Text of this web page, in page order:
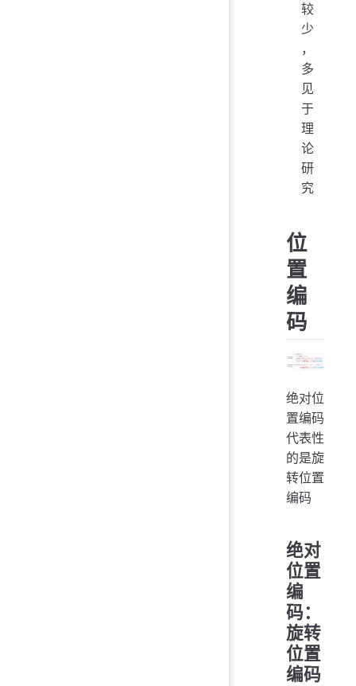
较
少
，
多
见
于
理
论
研
究
位
置
编
码
绝对位
置编码
代表性
的是旋
转位置
编码
绝对
位置
编
码：
旋转
位置
编码